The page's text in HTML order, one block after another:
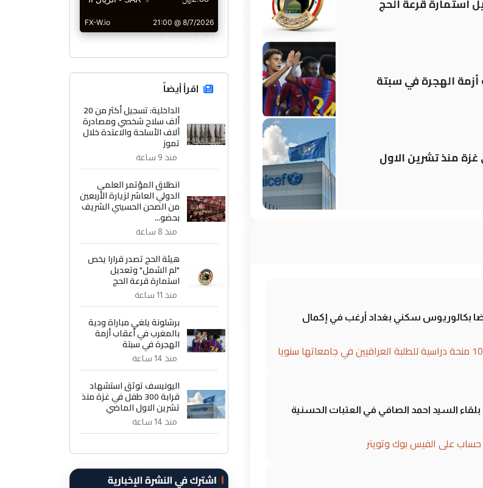
استمارة قرعة الحج
الهجرة في سبتة
قرابة 300 طفل في غزة منذ تشرين الاول
بكالوريوس سكني بغداد أرغب في إكمال
بلقاء السيد احمد الصافي في العتبات الحسنية
حساب على الفيس بوك وتويتر
CurrencyRate
اقرأ أيضاً
الداخلية: تسجيل أكثر من 20
ألف سلاح شخصي ومصادرة
آلاف الأسلحة والاعتدة خلال
تموز
منذ 9 ساعة
انطلاق المؤتمر العلمي
الدولي العاشر لزيارة الأربعين
من الصحن الحسيني الشريف
بحضو...
منذ 8 ساعة
هيئة الحج تصدر قرارا يخص
"لم الشمل" وتعديل
استمارة قرعة الحج
منذ 11 ساعة
برشلونة يلغي مباراة ودية
بالمغرب في أعقاب أزمة
الهجرة في سبتة
منذ 14 ساعة
اليونيسف توثق استشهاد
قرابة 300 طفل في غزة منذ
تشرين الاول الماضي
منذ 14 ساعة